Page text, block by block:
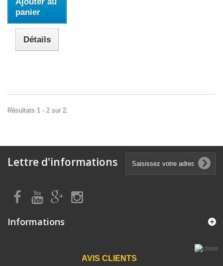
panier
Détails
Résultats 1 - 2 sur 2.
Lettre d'informations
Informations
AVIS CLIENTS